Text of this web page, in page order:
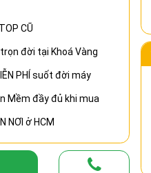
CŨ
đời tại Khoá Vàng
PHÍ suốt đời máy
Mềm đầy đủ khi mua
NƠI ở HCM